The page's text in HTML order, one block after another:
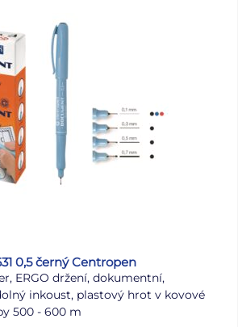
0,5 černý Centropen
ERGO držení, dokumentní,
inkoust, plastový hrot v kovové
500 - 600 m